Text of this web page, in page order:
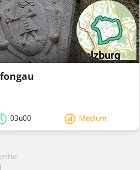
03u00 Medium